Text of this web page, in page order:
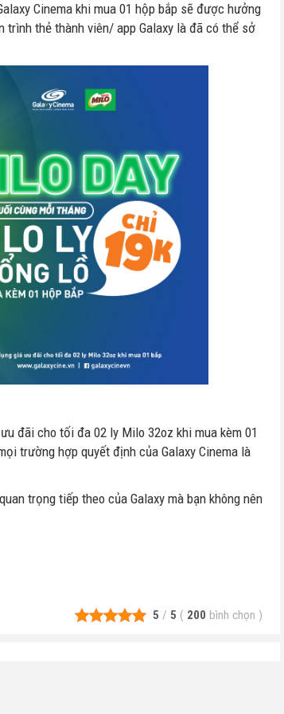
Cinema khi mua 01 hộp bắp sẽ được hưởng
thẻ thành viên/ app Galaxy là đã có thể sở
đãi cho tối đa 02 ly Milo 32oz khi mua kèm 01
trường hợp quyết định của Galaxy Cinema là
trọng tiếp theo của Galaxy mà bạn không nên
5 / 5 ( 200 bình chọn )